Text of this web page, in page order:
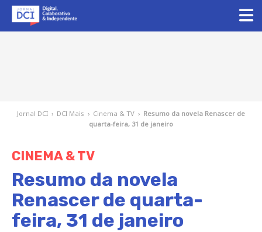
Jornal DCI › DCI Mais › Cinema & TV › Resumo da novela Renascer de
quarta-feira, 31 de janeiro
CINEMA & TV
Resumo da novela
Renascer de quarta-
feira, 31 de janeiro